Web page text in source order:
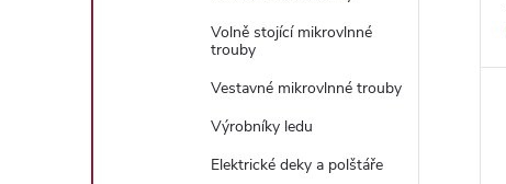
Volně stojící mikrovlnné
trouby
Vestavné mikrovlnné trouby
Výrobníky ledu
Elektrické deky a polštáře